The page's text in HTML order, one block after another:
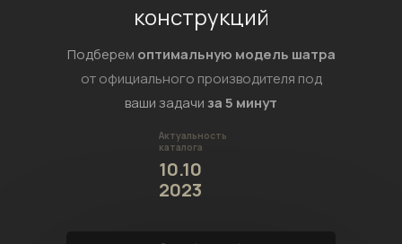
конструкций
Подберем оптимальную модель шатра
от официального производителя под
ваши задачиза 5 минут
Актуальность
каталога
10.10
2023